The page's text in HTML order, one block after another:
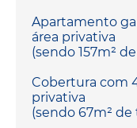
Apartamento
área privativa
(sendo 157m²
Cobertura com
privativa
(sendo 67m² de